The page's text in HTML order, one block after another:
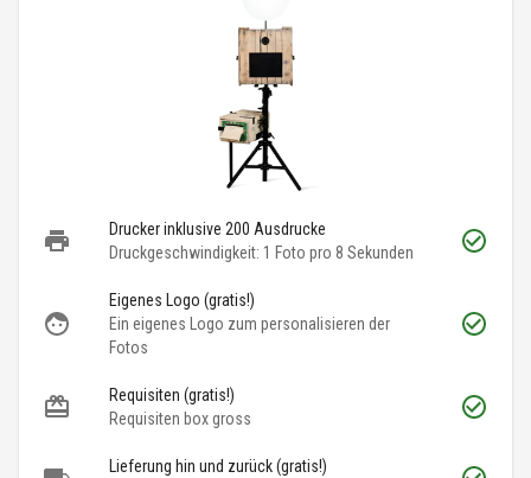
Drucker inklusive 200 Ausdrucke
Druckgeschwindigkeit: 1 Foto pro 8 Sekunden
Eigenes Logo (gratis!)
Ein eigenes Logo zum personalisieren der
Fotos
Requisiten (gratis!)
Requisiten box gross
Lieferung hin und zurück (gratis!)